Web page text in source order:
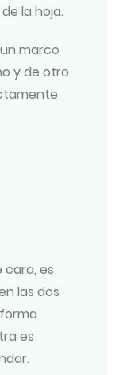
la hoja.
marco
y de otro
cara, es
las dos
es